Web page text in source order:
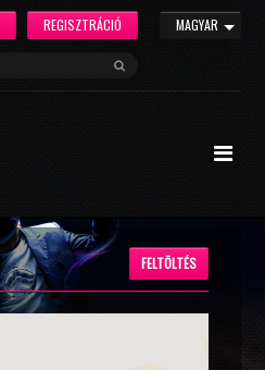
MAGYAR
REGISZTRÁCIÓ
FELTÖLTÉS